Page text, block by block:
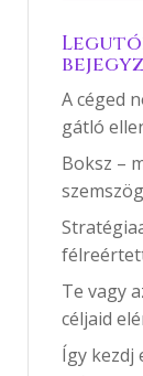
A céged
gátló
Boksz –
Te vagy
céljaid
Így kezdj